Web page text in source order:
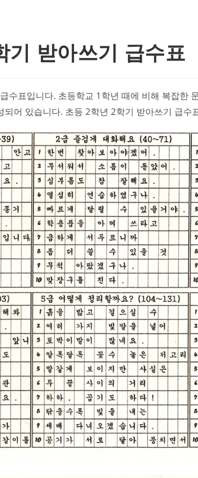
기 받아쓰기 급수표
수표입니다. 초등학교 1학년 때에 비해 복잡한
되어 있습니다. 초등 2학년 2학기 받아쓰기 급